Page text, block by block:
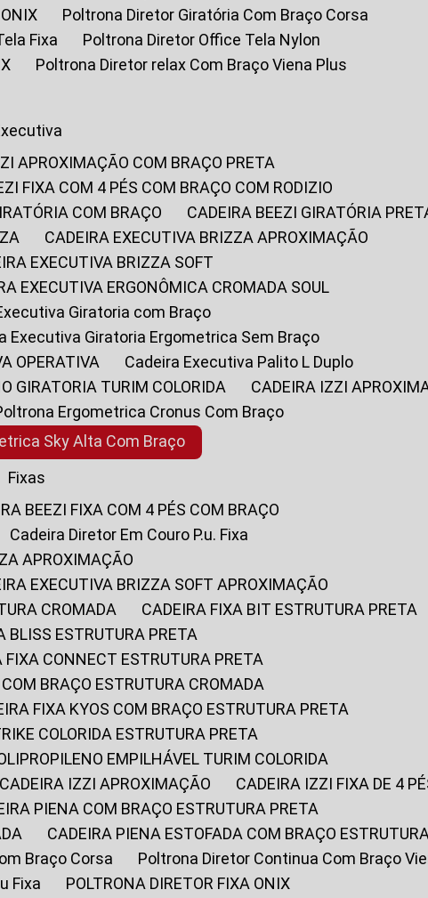
ONIX
Poltrona Diretor Giratória Com Braço Corsa
Fixa
Poltrona Diretor Office Tela Nylon
Poltrona Diretor relax Com Braço Viena Plus
Executiva
APROXIMAÇÃO COM BRAÇO PRETA
FIXA COM 4 PÉS COM BRAÇO COM RODIZIO
COM BRAÇO
CADEIRA BEEZI GIRATÓRIA
CADEIRA EXECUTIVA BRIZZA APROXIMAÇÃO
EXECUTIVA BRIZZA SOFT
EXECUTIVA ERGONÔMICA CROMADA SOUL
Executiva Giratoria com Braço
Executiva Giratoria Ergometrica Sem Braço
OPERATIVA
Cadeira Executiva Palito L Duplo
GIRATORIA TURIM COLORIDA
CADEIRA IZZI
Poltrona Ergometrica Cronus Com Braço
Sky Alta Com Braço
Fixas
BEEZI FIXA COM 4 PÉS COM BRAÇO
Cadeira Diretor Em Couro P.u. Fixa
APROXIMAÇÃO
EXECUTIVA BRIZZA SOFT APROXIMAÇÃO
CROMADA
CADEIRA FIXA BIT ESTRUTURA PRETA
BLISS ESTRUTURA PRETA
FIXA CONNECT ESTRUTURA PRETA
COM BRAÇO ESTRUTURA CROMADA
FIXA KYOS COM BRAÇO ESTRUTURA PRETA
COLORIDA ESTRUTURA PRETA
EMPILHÁVEL TURIM COLORIDA
CADEIRA IZZI APROXIMAÇÃO
CADEIRA IZZI FIXA DE 4
PIENA COM BRAÇO ESTRUTURA PRETA
CADEIRA PIENA ESTOFADA COM BRAÇO
Braço Corsa
Poltrona Diretor Continua Com Braço
Fixa
POLTRONA DIRETOR FIXA ONIX